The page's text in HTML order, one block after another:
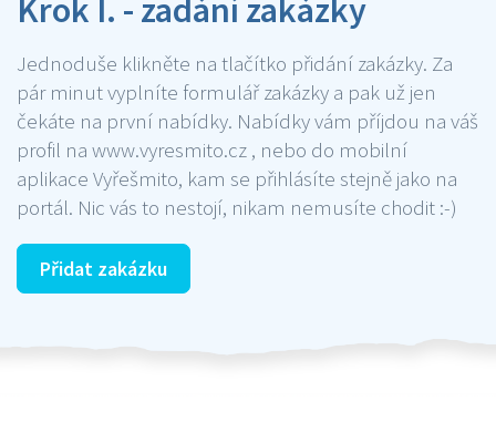
Krok I. - zadání zakázky
Jednoduše klikněte na tlačítko přidání zakázky. Za
pár minut vyplníte formulář zakázky a pak už jen
čekáte na první nabídky. Nabídky vám příjdou na váš
profil na www.vyresmito.cz , nebo do mobilní
aplikace Vyřešmito, kam se přihlásíte stejně jako na
portál. Nic vás to nestojí, nikam nemusíte chodit :-)
Přidat zakázku